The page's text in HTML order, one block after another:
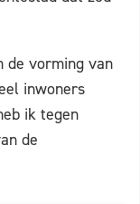
de vorming van
inwoners
ik tegen
de